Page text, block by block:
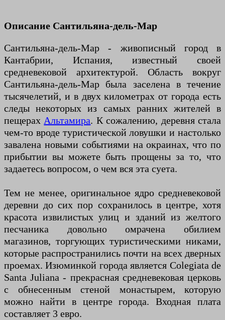
Описание Сантильяна-дель-Мар
Сантильяна-дель-Мар - живописный город в
Кантабрии, Испания, известный своей
средневековой архитектурой. Область вокруг
Сантильяна-дель-Мар была заселена в течение
тысячелетий, и в двух километрах от города есть
следы некоторых из самых ранних жителей в
пещерах Альтамира. К сожалению, деревня стала
чем-то вроде туристической ловушки и настолько
завалена новыми событиями на окраинах, что по
прибытии вы можете быть прощены за то, что
задаетесь вопросом, о чем вся эта суета.
Тем не менее, оригинальное ядро ​​средневековой
деревни до сих пор сохранилось в центре, хотя
красота извилистых улиц и зданий из желтого
песчаника довольно омрачена обилием
магазинов, торгующих туристическими никами,
которые распространились почти на всех дверных
проемах. Изюминкой города является Colegiata de
Santa Juliana - прекрасная средневековая церковь
с обнесенным стеной монастырем, которую
можно найти в центре города. Входная плата
составляет 3 евро.